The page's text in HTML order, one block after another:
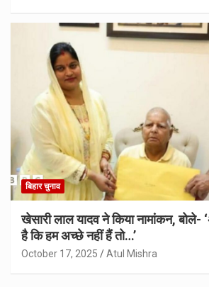
बिहार चुनाव
खेसारी लाल यादव ने किया नामांकन,
है कि हम अच्छे नहीं हैं तो…’
October 17, 2025 Atul Mishra